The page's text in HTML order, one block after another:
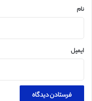
نام
ایمیل